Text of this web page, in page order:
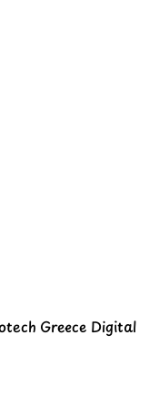
Greece Digital